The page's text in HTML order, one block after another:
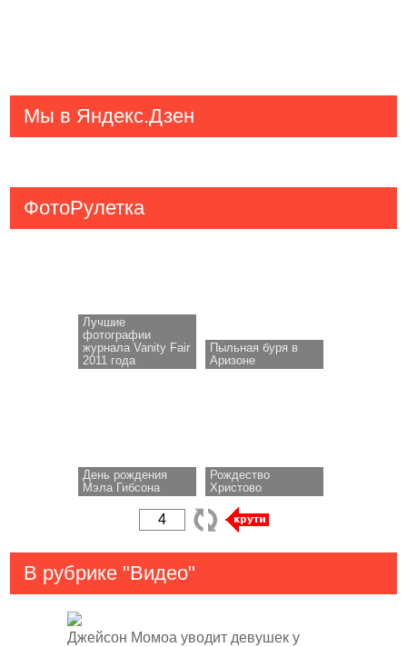
Мы в Яндекс.Дзен
ФотоРулетка
Лучшие
фотографии
журнала Vanity Fair
2011 года
Пыльная буря в
Аризоне
День рождения
Мэла Гибсона
Рождество
Христово
В рубрике "Видео"
Джейсон Момоа уводит девушек у